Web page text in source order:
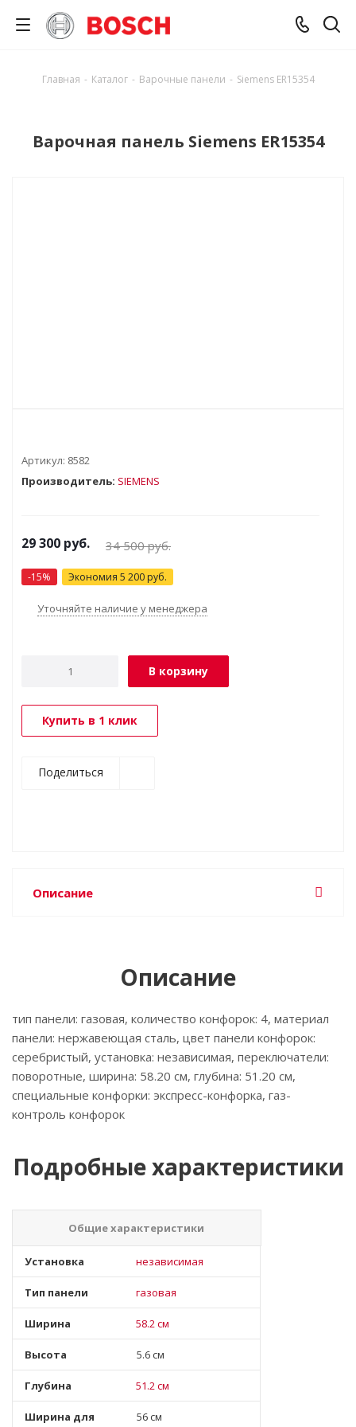
Главная - Каталог - Варочные панели - Siemens ER15354
Варочная панель Siemens ER15354
Артикул: 8582
Производитель: SIEMENS
29 300 руб. 34 500руб.
-15% Экономия 5 200 руб.
Уточняйте наличие у менеджера
В корзину
Купить в 1 клик
Поделиться
Описание
Описание
тип панели: газовая, количество конфорок: 4, материал
панели: нержавеющая сталь, цвет панели конфорок:
серебристый, установка: независимая, переключатели:
поворотные, ширина: 58.20 см, глубина: 51.20 см,
специальные конфорки: экспресс-конфорка, газ-
контроль конфорок
Подробные характеристики
Общие характеристики
Установка независимая
Тип панели газовая
Ширина 58.2 см
Высота 5.6 см
Глубина 51.2 см
Ширина для
56 см